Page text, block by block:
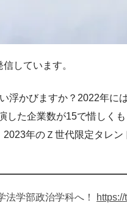
しています。
浮かびますか？2022年
した企業数が15で惜し
年のＺ世代限定タレ
学部政治学科へ！